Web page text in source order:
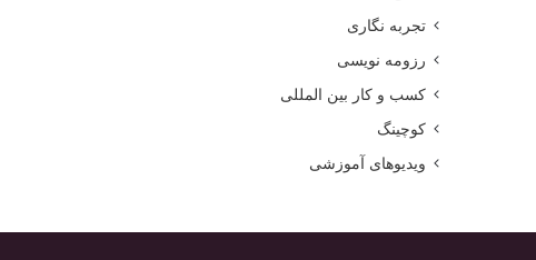
تجربه نگاری
رزومه نویسی
کسب و کار بین المللی
کوچینگ
ویدیوهای آموزشی